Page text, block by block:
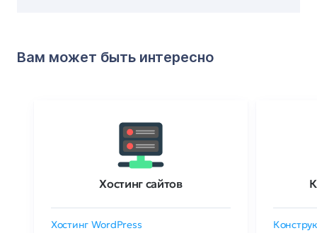
Вам может быть интересно
Хостинг сайтов
Хостинг WordPress